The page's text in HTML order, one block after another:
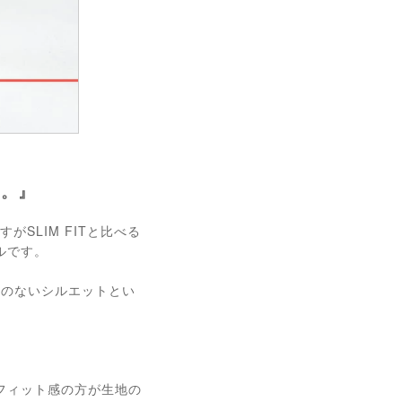
』
がSLIM FITと比べる
す。
ないシルエットとい
ィット感の方が生地の